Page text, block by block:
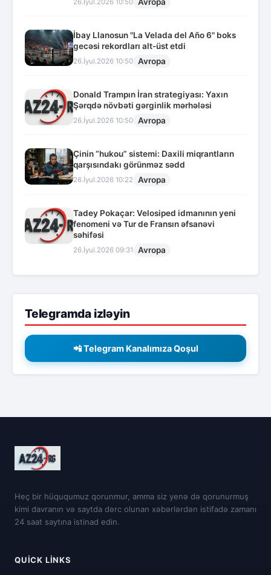
26.İyul.2026 10:50 Avropa
İbay Llanosun "La Velada del Año 6" boks
gecəsi rekordları alt-üst etdi
26.İyul.2026 10:50 Avropa
Donald Trampın İran strategiyası: Yaxın
Şərqdə növbəti gərginlik mərhələsi
26.İyul.2026 10:50 Avropa
Çinin “hukou” sistemi: Daxili miqrantların
qarşısındakı görünməz sədd
26.İyul.2026 10:22 Avropa
Tadey Pokaçar: Velosiped idmanının yeni
fenomeni və Tur de Fransın əfsanəvi
səhifəsi
26.İyul.2026 09:31 Avropa
Telegramda izləyin
📲 Telegram Kanalımıza Qoşul
Heç bir hüququmuz qorunmur, amma siz yenə də qorunurmuş
kimi davranın və saytda dərc olunan xəbərlərdən istifadə zamanı
24 saat saytına istinad edin.
QUICK LINKS